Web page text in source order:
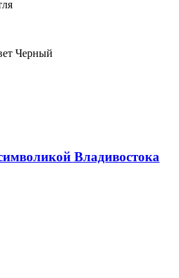
Черный
Владивостока